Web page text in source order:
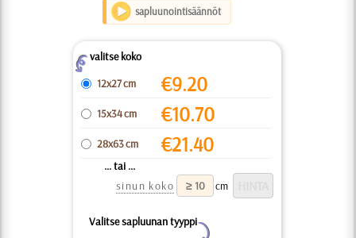
sapluunointisäännöt
Zvalitse koko
12x27 cm
€9.20
15x34 cm €10.70
28x63 cm €21.40
... tai ...
sinun koko
cm
Valitse sapluunan tyyppi
Y